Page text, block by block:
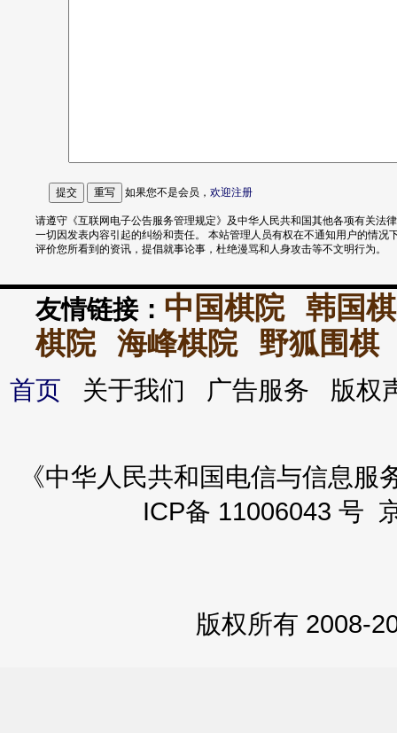
如果您不是会员， 欢迎注册
请遵守《互联网电子公告服务管理规定》及中华人民共和国其他各项有关法
一切因发表内容引起的纠纷和责任。 本站管理人员有权在不通知用户的情况
评价您所看到的资讯，提倡就事论事，杜绝漫骂和人身攻击等不文明行为。
友情链接： 中国棋院
韩国
棋院
海峰棋院 野狐围棋
首页 关于我们 广告服务 版
《中华人民共和国电信与信息
ICP备 11006043 号
版权所有 2008-